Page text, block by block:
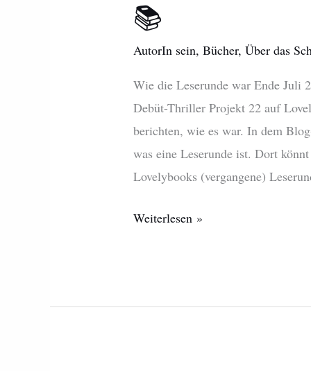
📚
AutorIn sein,Bücher,Über das
Wie die Leserunde war Ende Juli
Debüt-Thriller Projekt 22 auf
berichten, wie es war. In dem
was eine Leserunde ist. Dort
Lovelybooks (vergangene)
Weiterlesen »